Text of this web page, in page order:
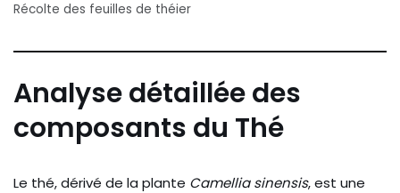
Récolte des feuilles de théier
Analyse détaillée des
composants du Thé
Le thé, dérivé de la plante Camellia sinensis, est une